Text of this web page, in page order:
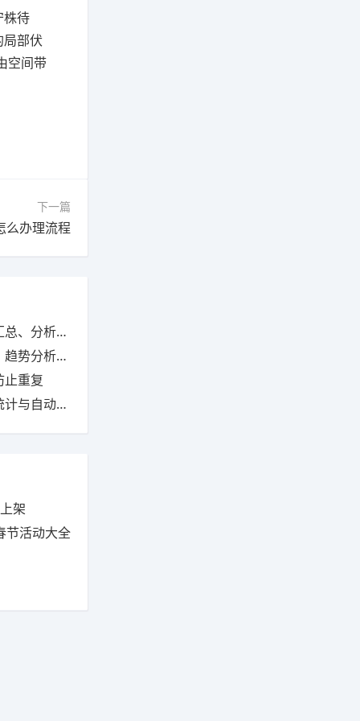
株待
部伏
空间带
下一篇
么办理流程
动态监控
业绩优化
止重复
自动更新
架
节活动大全